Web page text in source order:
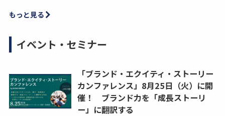
もっと見る
イベント・セミナー
「ブランド・エクイティ・ストーリー
カンファレンス」8月25日（火）に開
催！ ブランド力を「成長ストーリ
ー」に翻訳する